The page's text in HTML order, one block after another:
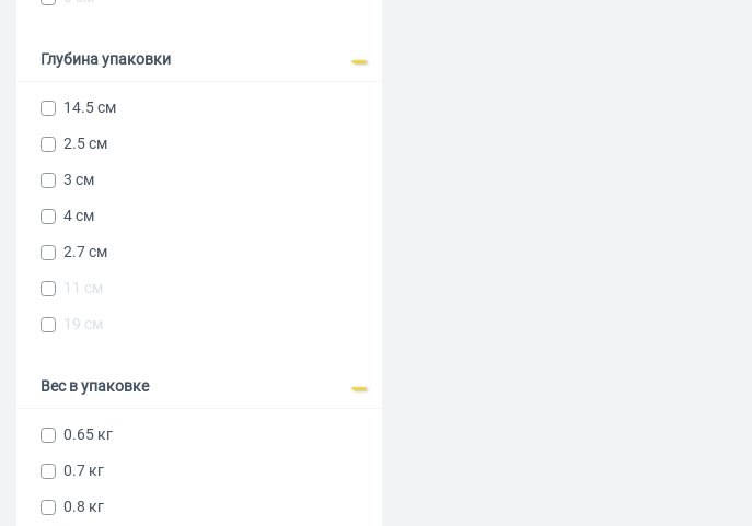
Глубина упаковки
14.5 см
2.5 см
3 см
4 см
2.7 см
11 см
19 см
Вес в упаковке
0.65 кг
0.7 кг
0.8 кг